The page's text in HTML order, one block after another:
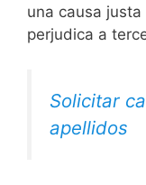
una causa
perjudica a
Solicitar
apellidos